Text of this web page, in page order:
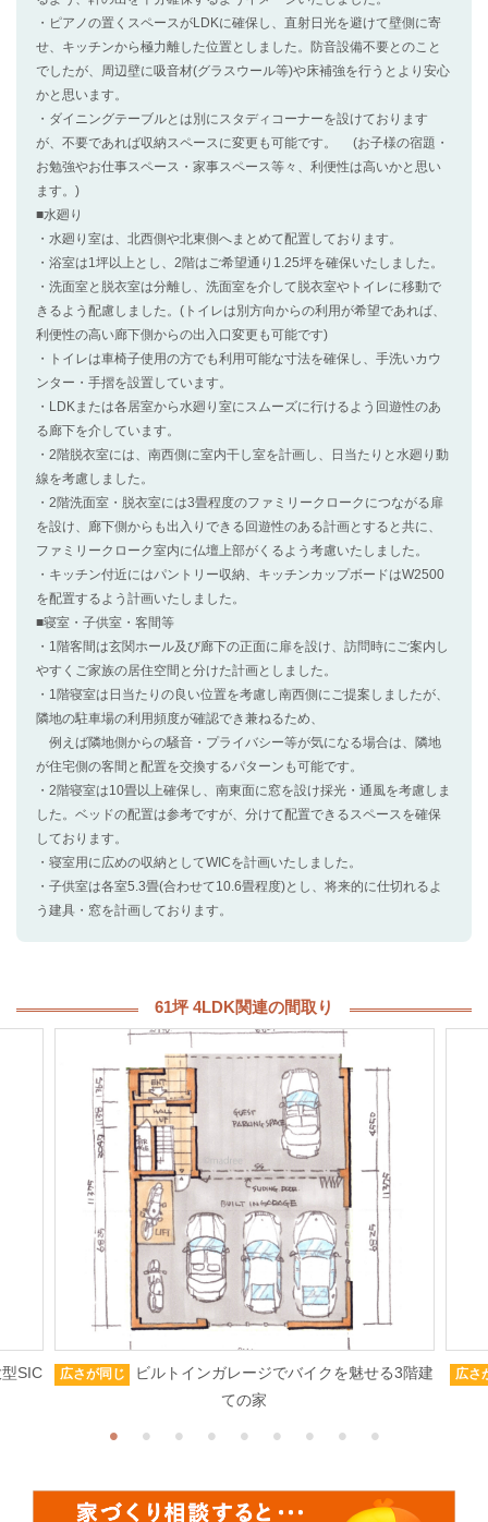
・ピアノの置くスペースがLDKに確保し、直射日光を避けて壁側に寄
せ、キッチンから極力離した位置としました。防音設備不要とのこと
でしたが、周辺壁に吸音材(グラスウール等)や床補強を行うとより安心
かと思います。
・ダイニングテーブルとは別にスタディコーナーを設けております
が、不要であれば収納スペースに変更も可能です。 (お子様の宿題・
お勉強やお仕事スペース・家事スペース等々、利便性は高いかと思い
ます。)
■水廻り
・水廻り室は、北西側や北東側へまとめて配置しております。
・浴室は1坪以上とし、2階はご希望通り1.25坪を確保いたしました。
・洗面室と脱衣室は分離し、洗面室を介して脱衣室やトイレに移動で
きるよう配慮しました。(トイレは別方向からの利用が希望であれば、
利便性の高い廊下側からの出入口変更も可能です)
・トイレは車椅子使用の方でも利用可能な寸法を確保し、手洗いカウ
ンター・手摺を設置しています。
・LDKまたは各居室から水廻り室にスムーズに行けるよう回遊性のあ
る廊下を介しています。
・2階脱衣室には、南西側に室内干し室を計画し、日当たりと水廻り動
線を考慮しました。
・2階洗面室・脱衣室には3畳程度のファミリークロークにつながる扉
を設け、廊下側からも出入りできる回遊性のある計画とすると共に、
ファミリークローク室内に仏壇上部がくるよう考慮いたしました。
・キッチン付近にはパントリー収納、キッチンカップボードはW2500
を配置するよう計画いたしました。
■寝室・子供室・客間等
・1階客間は玄関ホール及び廊下の正面に扉を設け、訪問時にご案内し
やすくご家族の居住空間と分けた計画としました。
・1階寝室は日当たりの良い位置を考慮し南西側にご提案しましたが、
隣地の駐車場の利用頻度が確認でき兼ねるため、
例えば隣地側からの騒音・プライバシー等が気になる場合は、隣地
が住宅側の客間と配置を交換するパターンも可能です。
・2階寝室は10畳以上確保し、南東面に窓を設け採光・通風を考慮しま
した。ベッドの配置は参考ですが、分けて配置できるスペースを確保
しております。
・寝室用に広めの収納としてWICを計画いたしました。
・子供室は各室5.3畳(合わせて10.6畳程度)とし、将来的に仕切れるよ
う建具・窓を計画しております。
61坪 4LDK関連の間取り
SIC 広さが同じ
ビルトインガレージでバイクを魅せる3階建
ての家
広さ